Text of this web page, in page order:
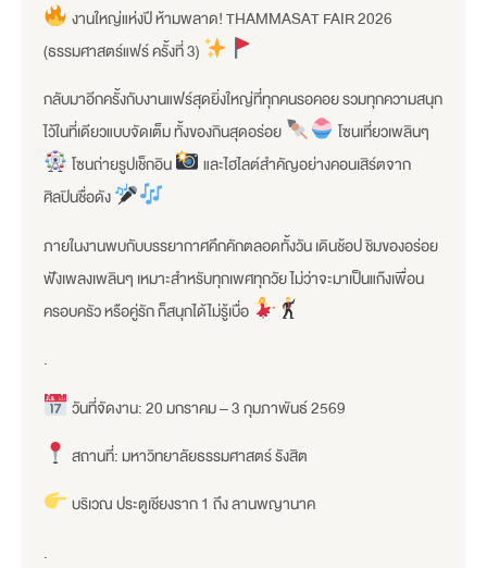
งานใหญ่แห่งปี ห้ามพลาด! THAMMASAT FAIR 2026
(ธรรมศาสตร์แฟร์ ครั้งที่ 3)
กลับมาอีกครั้งกับงานแฟร์สุดยิ่งใหญ่ที่ทุกคนรอคอย รวมทุกความสนุก
ไว้ในที่เดียวแบบจัดเต็ม ทั้งของกินสุดอร่อย
โซนเที่ยวเพลินๆ
โซนถ่ายรูปเช็กอิน
และไฮไลต์สำคัญอย่างคอนเสิร์ตจาก
ศิลปินชื่อดัง
ภายในงานพบกับบรรยากาศคึกคักตลอดทั้งวัน เดินช้อป ชิมของอร่อย
ฟังเพลงเพลินๆ เหมาะสำหรับทุกเพศทุกวัย ไม่ว่าจะมาเป็นแก๊งเพื่อน
ครอบครัว หรือคู่รัก ก็สนุกได้ไม่รู้เบื่อ
.
วันที่จัดงาน: 20 มกราคม – 3 กุมภาพันธ์ 2569
สถานที่: มหาวิทยาลัยธรรมศาสตร์ รังสิต
บริเวณ ประตูเชียงราก 1 ถึง ลานพญานาค
.